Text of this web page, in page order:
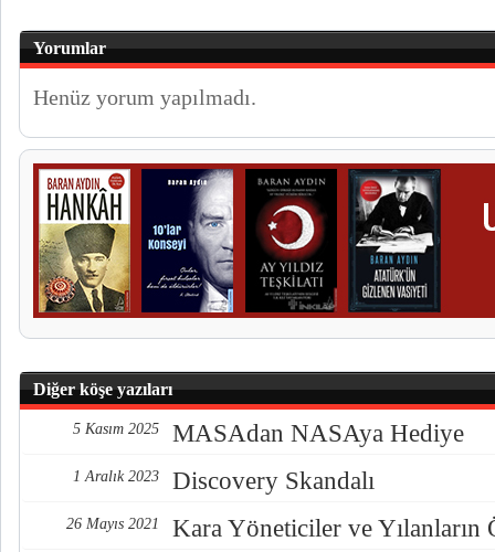
Yorumlar
Henüz yorum yapılmadı.
Diğer köşe yazıları
5 Kasım 2025 MASAdan NASAya Hediye
1 Aralık 2023 Discovery Skandalı
26 Mayıs 2021 Kara Yöneticiler ve Yılanların